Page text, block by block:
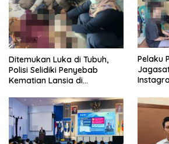
Ditemukan Luka di Tubuh,
Polisi Selidiki Penyebab
Kematian Lansia di
Pelaku